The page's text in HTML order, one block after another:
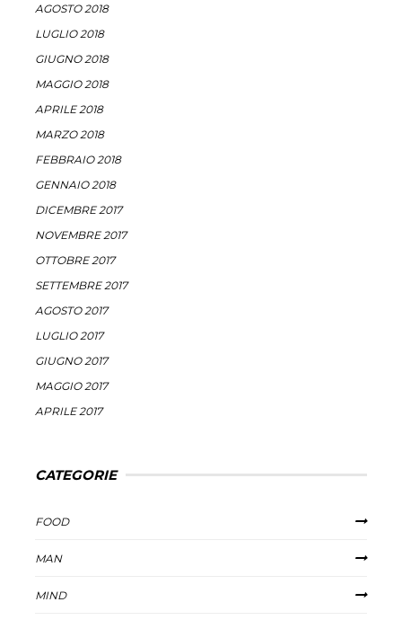
AGOSTO 2018
LUGLIO 2018
GIUGNO 2018
MAGGIO 2018
APRILE 2018
MARZO 2018
FEBBRAIO 2018
GENNAIO 2018
DICEMBRE 2017
NOVEMBRE 2017
OTTOBRE 2017
SETTEMBRE 2017
AGOSTO 2017
LUGLIO 2017
GIUGNO 2017
MAGGIO 2017
APRILE 2017
CATEGORIE
FOOD
MAN
MIND